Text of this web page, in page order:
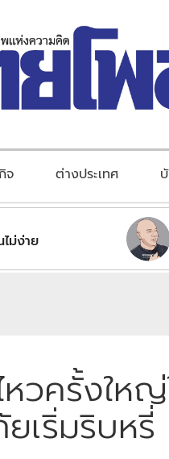
จ ต่างประเทศ
ม่ง่าย
วครั้งใหญ่
เริ่มริบหรี่